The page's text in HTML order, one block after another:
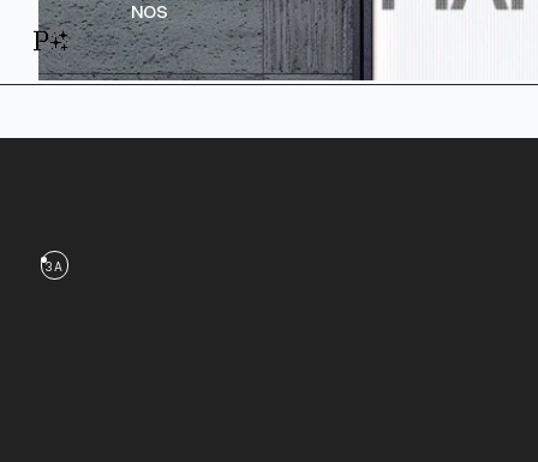
P✨
NOS
3A